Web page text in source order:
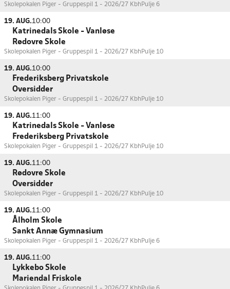
Skolepokalen Piger - Gruppespil 1 - 2026/27 Kbh Pulje 6
19. AUG.10:00
Katrinedals Skole - Vanløse
Rødovre Skole
Skolepokalen Piger - Gruppespil 1 - 2026/27 Kbh Pulje 10
19. AUG.10:00
Frederiksberg Privatskole
Oversidder
Skolepokalen Piger - Gruppespil 1 - 2026/27 Kbh Pulje 10
19. AUG.11:00
Katrinedals Skole - Vanløse
Frederiksberg Privatskole
Skolepokalen Piger - Gruppespil 1 - 2026/27 Kbh Pulje 10
19. AUG.11:00
Rødovre Skole
Oversidder
Skolepokalen Piger - Gruppespil 1 - 2026/27 Kbh Pulje 10
19. AUG.11:00
Ålholm Skole
Sankt Annæ Gymnasium
Skolepokalen Piger - Gruppespil 1 - 2026/27 Kbh Pulje 6
19. AUG.11:00
Lykkebo Skole
Mariendal Friskole